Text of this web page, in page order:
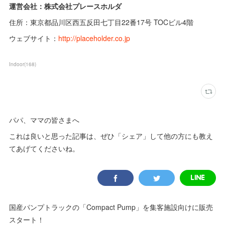
運営会社：株式会社プレースホルダ
住所：東京都品川区西五反田七丁目22番17号 TOCビル4階
ウェブサイト： http://placeholder.co.jp
Indoor(168)
パパ、ママの皆さまへ
これは良いと思った記事は、ぜひ「シェア」して他の方にも教え
てあげてくださいね。
国産パンプトラックの「Compact Pump」を集客施設向けに販売
スタート！